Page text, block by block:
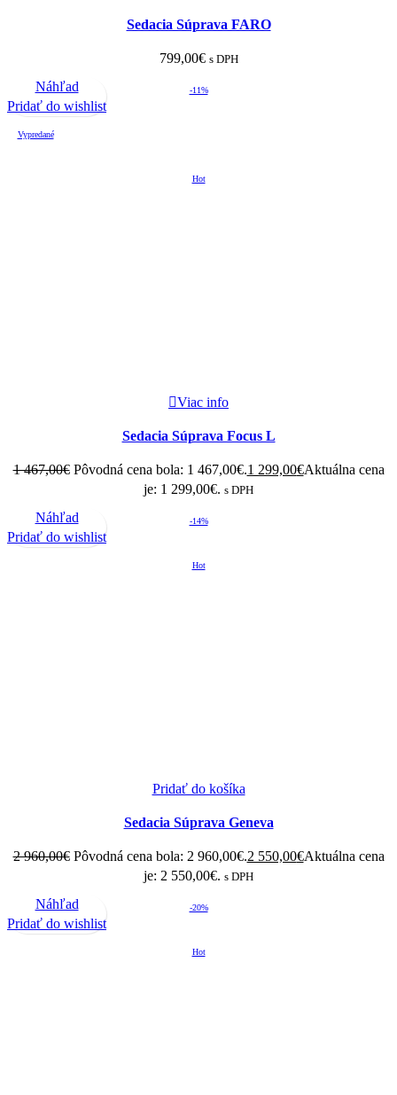
Sedacia Súprava FARO
799,00€ s DPH
-11%
Vypredané
Hot
Náhľad
Pridať do wishlist
Viac info
Sedacia Súprava Focus L
1 467,00€ Pôvodná cena bola: 1 467,00€.1 299,00€Aktuálna cena
je: 1 299,00€. s DPH
-14%
Hot
Náhľad
Pridať do wishlist
Pridať do košíka
Sedacia Súprava Geneva
2 960,00€ Pôvodná cena bola: 2 960,00€.2 550,00€Aktuálna cena
je: 2 550,00€. s DPH
-20%
Hot
Náhľad
Pridať do wishlist